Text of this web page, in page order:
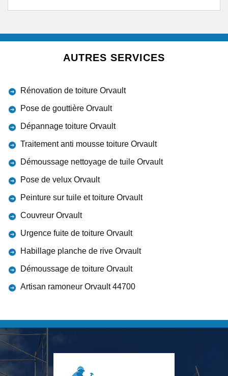
AUTRES SERVICES
Rénovation de toiture Orvault
Pose de gouttière Orvault
Dépannage toiture Orvault
Traitement anti mousse toiture Orvault
Démoussage nettoyage de tuile Orvault
Pose de velux Orvault
Peinture sur tuile et toiture Orvault
Couvreur Orvault
Urgence fuite de toiture Orvault
Habillage planche de rive Orvault
Démoussage de toiture Orvault
Artisan ramoneur Orvault 44700